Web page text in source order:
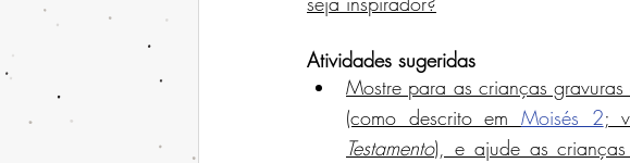
Atividades sugeridas
Mostre para as crianças
(como descrito em Moisés 2;
Testamento), e ajude as